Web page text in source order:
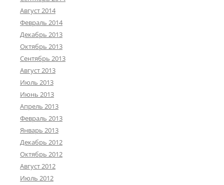
Август 2014
Февраль 2014
Декабрь 2013
Октябрь 2013
Сентябрь 2013
Август 2013
Июль 2013
Июнь 2013
Апрель 2013
Февраль 2013
Январь 2013
Декабрь 2012
Октябрь 2012
Август 2012
Июль 2012